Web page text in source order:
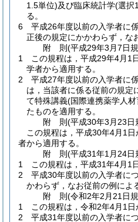
1.5単位)及び臨床統計学(選択
る。
6
平成26年度以前の入学者に
正後の規定にかかわらず，な
附 則(平成29年3月7日
1
この規程は，平成29年4月1
学者から適用する。
2
平成27年度以前の入学者に
は，当該者に係る従前の規定
て特殊講義(国際連携薬学人
たものを適用する。
附 則(平成30年3月23日
この規程は，平成30年4月1
者から適用する。
附 則(平成31年1月24日
1
この規程は，平成31年4月1
2
平成30年度以前の入学者に
かわらず，なお従前の例によ
附 則(令和2年2月21日
1
この規程は，令和2年4月1日
2
平成31年度以前の入学者に